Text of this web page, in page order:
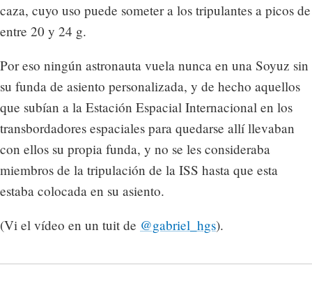
caza, cuyo uso puede someter a los tripulantes a picos de
entre 20 y 24 g.
Por eso ningún astronauta vuela nunca en una Soyuz sin
su funda de asiento personalizada, y de hecho aquellos
que subían a la Estación Espacial Internacional en los
transbordadores espaciales para quedarse allí llevaban
con ellos su propia funda, y no se les consideraba
miembros de la tripulación de la ISS hasta que esta
estaba colocada en su asiento.
(Vi el vídeo en un tuit de @gabriel_hgs).